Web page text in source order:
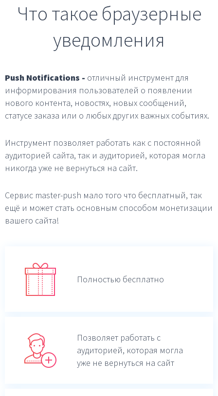
Что такое браузерные
уведомления
Push Notifications - отличный инструмент для
информирования пользователей о появлении
нового контента, новостях, новых сообщений,
статусе заказа или о любых других важных событиях.
Инструмент позволяет работать как с постоянной
аудиторией сайта, так и аудиторией, которая могла
никогда уже не вернуться на сайт.
Сервис master-push мало того что бесплатный, так
ещё и может стать основным способом монетизации
вашего сайта!
Полностью бесплатно
Позволяет работать с
аудиторией, которая могла
уже не вернуться на сайт